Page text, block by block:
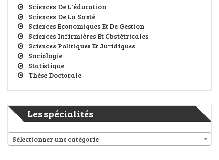
Sciences De L'éducation
Sciences De La Santé
Sciences Economiques Et De Gestion
Sciences Infirmières Et Obstétricales
Sciences Politiques Et Juridiques
Sociologie
Statistique
Thèse Doctorale
Les spécialités
Sélectionner une catégorie